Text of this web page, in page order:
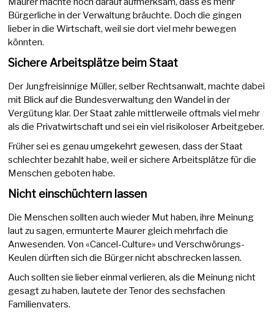
Bürgerliche in der Verwaltung bräuchte. Doch die gingen
lieber in die Wirtschaft, weil sie dort viel mehr bewegen
könnten.
Sichere Arbeitsplätze beim Staat
Der Jungfreisinnige Müller, selber Rechtsanwalt, machte dabei
mit Blick auf die Bundesverwaltung den Wandel in der
Vergütung klar. Der Staat zahle mittlerweile oftmals viel mehr
als die Privatwirtschaft und sei ein viel risikoloser Arbeitgeber.
Früher sei es genau umgekehrt gewesen, dass der Staat
schlechter bezahlt habe, weil er sichere Arbeitsplätze für die
Menschen geboten habe.
Nicht einschüchtern lassen
Die Menschen sollten auch wieder Mut haben, ihre Meinung
laut zu sagen, ermunterte Maurer gleich mehrfach die
Anwesenden. Von «Cancel-Culture» und Verschwörungs-
Keulen dürften sich die Bürger nicht abschrecken lassen.
Auch sollten sie lieber einmal verlieren, als die Meinung nicht
gesagt zu haben, lautete der Tenor des sechsfachen
Familienvaters.